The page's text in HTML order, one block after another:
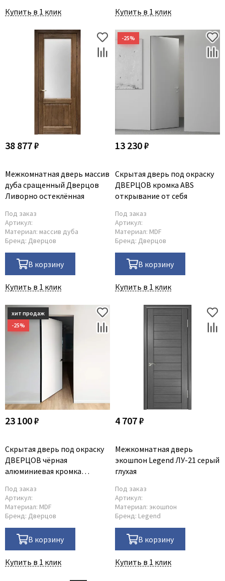
Купить в 1 клик Купить в 1 клик
38 877 ₽
Межкомнатная дверь массив
дуба сращенный Дверцов
Ливорно остеклённая
Под заказ
Артикул:
Материал: массив дуба
Бренд: Дверцов
В корзину
Купить в 1 клик
13 230 ₽
Скрытая дверь под окраску
ДВЕРЦОВ кромка ABS
открывание от себя
Под заказ
Артикул:
Материал: MDF
Бренд: Дверцов
В корзину
Купить в 1 клик
23 100 ₽
Скрытая дверь под окраску
ДВЕРЦОВ чёрная
алюминиевая кромка
Под заказ
Артикул:
Материал: MDF
Бренд: Дверцов
В корзину
Купить в 1 клик
4 707 ₽
Межкомнатная дверь
экошпон Legend ЛУ-21 серый
глухая
Под заказ
Артикул:
Материал: экошпон
Бренд: Legend
В корзину
Купить в 1 клик